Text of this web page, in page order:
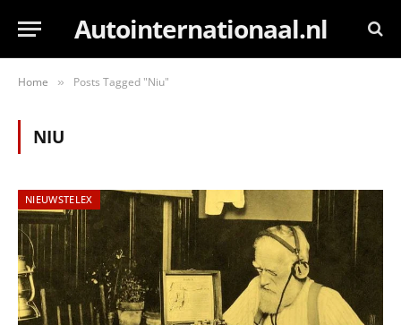
Autointernationaal.nl
Home » Posts Tagged "Niu"
NIU
NIEUWSTELEX